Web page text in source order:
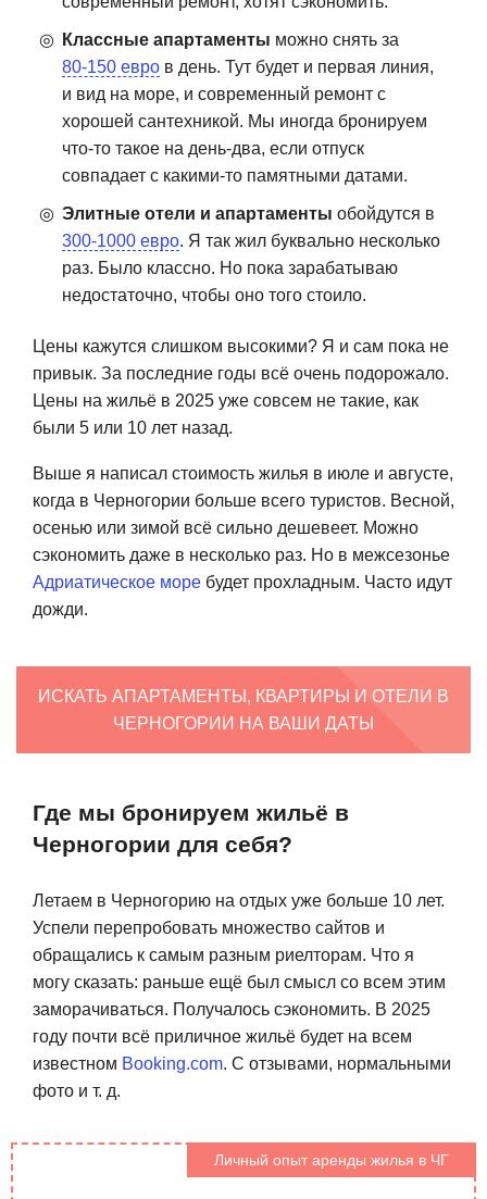
Классные апартаменты можно снять за
80-150 евро в день. Тут будет и первая линия,
и вид на море, и современный ремонт с
хорошей сантехникой. Мы иногда бронируем
что-то такое на день-два, если отпуск
совпадает с какими-то памятными датами.
Элитные отели и апартаменты обойдутся в
300-1000 евро. Я так жил буквально несколько
раз. Было классно. Но пока зарабатываю
недостаточно, чтобы оно того стоило.
Цены кажутся слишком высокими? Я и сам пока не
привык. За последние годы всё очень подорожало.
Цены на жильё в 2025 уже совсем не такие, как
были 5 или 10 лет назад.
Выше я написал стоимость жилья в июле и августе,
когда в Черногории больше всего туристов. Весной,
осенью или зимой всё сильно дешевеет. Можно
сэкономить даже в несколько раз. Но в межсезонье
Адриатическое море будет прохладным. Часто идут
дожди.
ИСКАТЬ АПАРТАМЕНТЫ, КВАРТИРЫ И ОТЕЛИ В
ЧЕРНОГОРИИ НА ВАШИ ДАТЫ
Где мы бронируем жильё в
Черногории для себя?
Летаем в Черногорию на отдых уже больше 10 лет.
Успели перепробовать множество сайтов и
обращались к самым разным риелторам. Что я
могу сказать: раньше ещё был смысл со всем этим
заморачиваться. Получалось сэкономить. В 2025
году почти всё приличное жильё будет на всем
известном Booking.com. С отзывами, нормальными
фото и т. д.
Личный опыт аренды жилья в ЧГ